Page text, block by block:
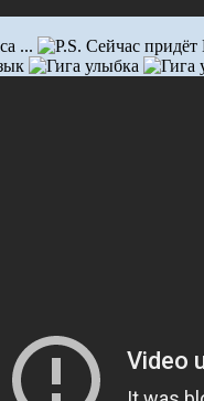
...
Сейчас придёт